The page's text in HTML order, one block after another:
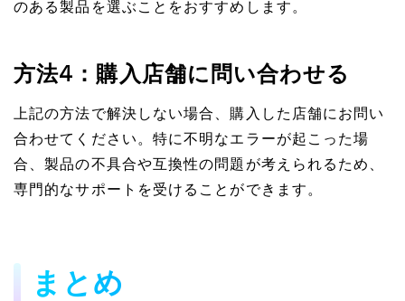
のある製品を選ぶことをおすすめします。
方法4：購入店舗に問い合わせる
上記の方法で解決しない場合、購入した店舗にお問い
合わせてください。特に不明なエラーが起こった場
合、製品の不具合や互換性の問題が考えられるため、
専門的なサポートを受けることができます。
まとめ